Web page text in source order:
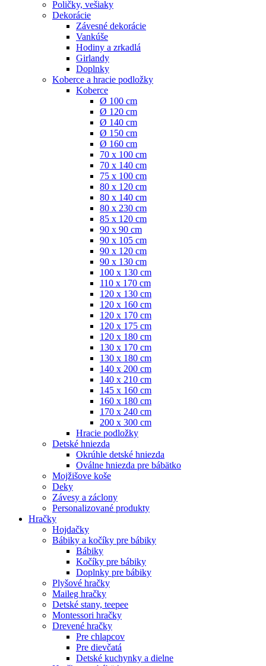
Poličky, vešiaky
Dekorácie
Závesné dekorácie
Vankúše
Hodiny a zrkadlá
Girlandy
Doplnky
Koberce a hracie podložky
Koberce
Ø 100 cm
Ø 120 cm
Ø 140 cm
Ø 150 cm
Ø 160 cm
70 x 100 cm
70 x 140 cm
75 x 100 cm
80 x 120 cm
80 x 140 cm
80 x 230 cm
85 x 120 cm
90 x 90 cm
90 x 105 cm
90 x 120 cm
90 x 130 cm
100 x 130 cm
110 x 170 cm
120 x 130 cm
120 x 160 cm
120 x 170 cm
120 x 175 cm
120 x 180 cm
130 x 170 cm
130 x 180 cm
140 x 200 cm
140 x 210 cm
145 x 160 cm
160 x 180 cm
170 x 240 cm
200 x 300 cm
Hracie podložky
Detské hniezda
Okrúhle detské hniezda
Oválne hniezda pre bábätko
Mojžišove koše
Deky
Závesy a záclony
Personalizované produkty
Hračky
Hojdačky
Bábiky a kočíky pre bábiky
Bábiky
Kočíky pre bábiky
Doplnky pre bábiky
Plyšové hračky
Maileg hračky
Detské stany, teepee
Montessori hračky
Drevené hračky
Pre chlapcov
Pre dievčatá
Detské kuchynky a dielne